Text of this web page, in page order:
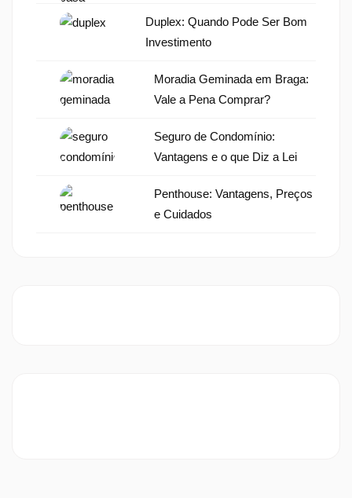
Duplex: Quando Pode Ser Bom
Investimento
Moradia Geminada em Braga:
Vale a Pena Comprar?
Seguro de Condomínio:
Vantagens e o que Diz a Lei
Penthouse: Vantagens, Preços
e Cuidados